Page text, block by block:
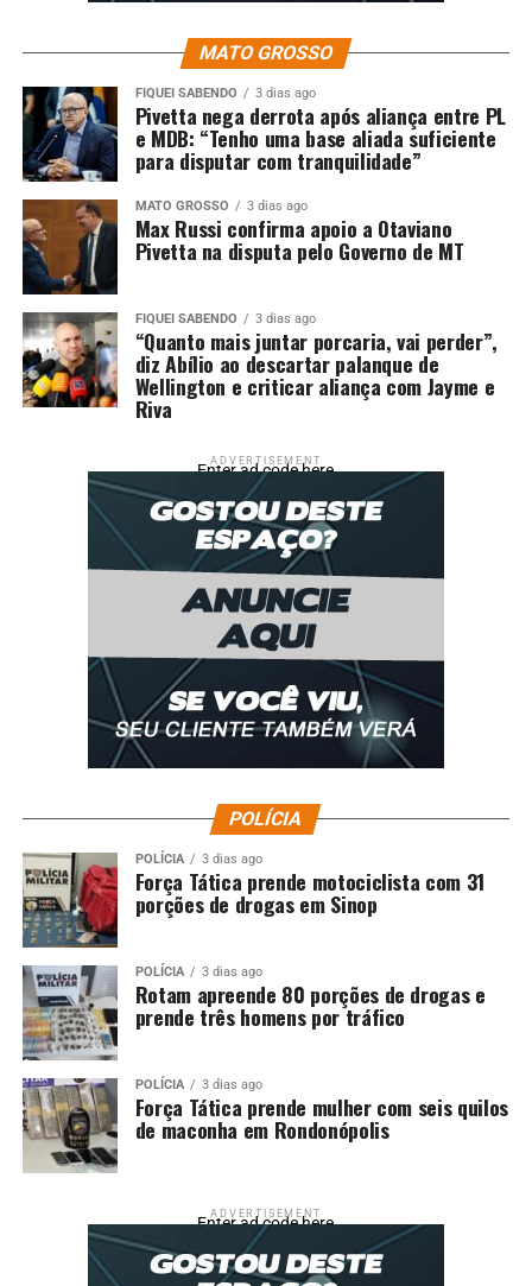
MATO GROSSO
FIQUEI SABENDO 3 dias ago
Pivetta nega derrota após aliança entre PL
e MDB: “Tenho uma base aliada suficiente
para disputar com tranquilidade”
MATO GROSSO 3 dias ago
Max Russi confirma apoio a Otaviano
Pivetta na disputa pelo Governo de MT
FIQUEI SABENDO 3 dias ago
“Quanto mais juntar porcaria, vai perder”,
diz Abílio ao descartar palanque de
Wellington e criticar aliança com Jayme e
Riva
ADVERTISEMENT
Enter ad code here
POLÍCIA
POLÍCIA 3 dias ago
Força Tática prende motociclista com 31
porções de drogas em Sinop
POLÍCIA 3 dias ago
Rotam apreende 80 porções de drogas e
prende três homens por tráfico
POLÍCIA 3 dias ago
Força Tática prende mulher com seis quilos
de maconha em Rondonópolis
ADVERTISEMENT
Enter ad code here